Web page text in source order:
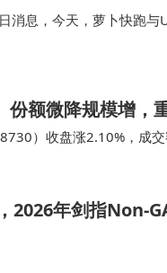
消息，今天，萝卜快跑
人驾驶出行服务。据悉
份额微降规模增，
）收盘涨2.10%，成
创板人工智能交易型…
2026年剑指Non-